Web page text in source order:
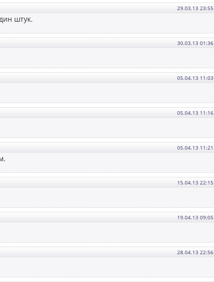
29.03.13 23:55
штук.
30.03.13 01:36
05.04.13 11:03
05.04.13 11:16
05.04.13 11:21
15.04.13 22:15
19.04.13 09:05
28.04.13 22:56